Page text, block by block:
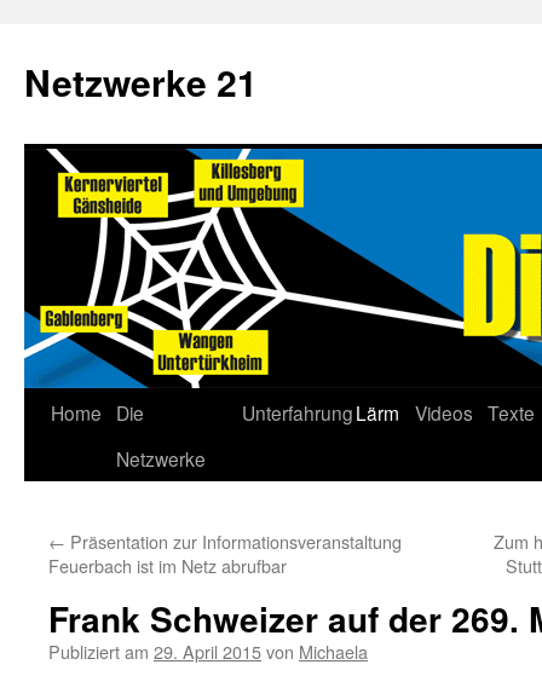
Netzwerke 21
Home
Die
Netzwerke
UnterfahrungLärm Videos Texte
← Präsentation zur Informationsveranstaltung
Feuerbach ist im Netz abrufbar
Zum
Frank Schweizer auf der 269.
Publiziert am 29. April 2015von Michaela